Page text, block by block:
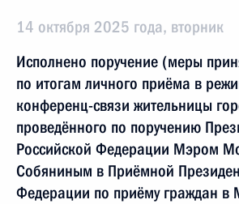
14 октября 2025 года, вторник
Исполнено поручение (меры
по итогам личного приёма в
конференц-связи жительницы
проведённого по поручению
Российской Федерации Мэром
Собяниным в Приёмной
Федерации по приёму граждан в